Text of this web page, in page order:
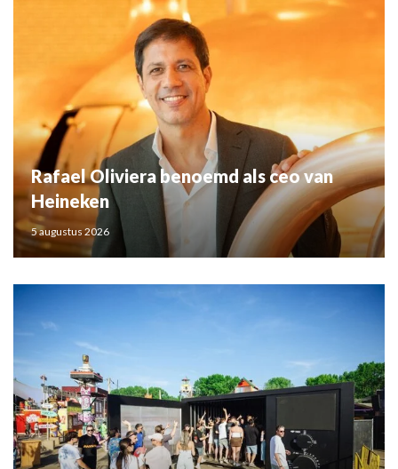
Rafael Oliviera benoemd als ceo van
Heineken
5 augustus 2026